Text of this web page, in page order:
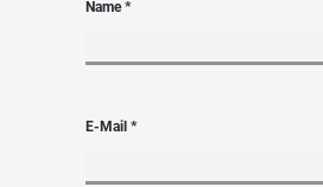
Name*
E-Mail*